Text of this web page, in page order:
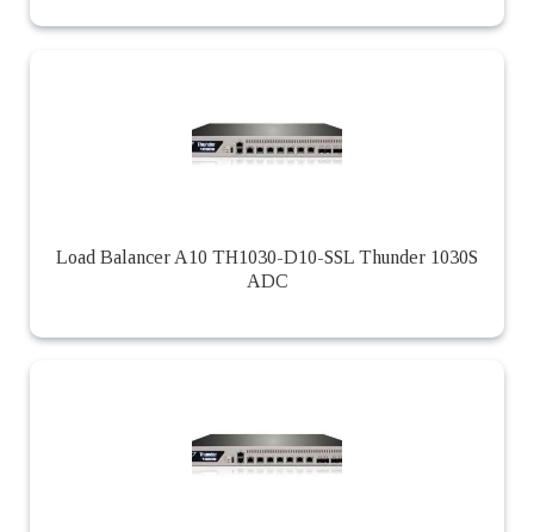
Load Balancer A10 TH1030-D10-SSL Thunder 1030S
ADC